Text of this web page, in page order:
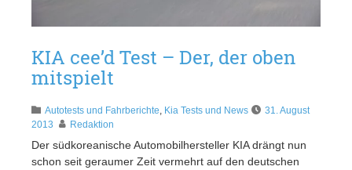
KIA cee’d Test – Der, der oben
mitspielt
Autotests und Fahrberichte, Kia Tests und News
31. August
2013
Redaktion
Der südkoreanische Automobilhersteller KIA drängt nun
schon seit geraumer Zeit vermehrt auf den deutschen